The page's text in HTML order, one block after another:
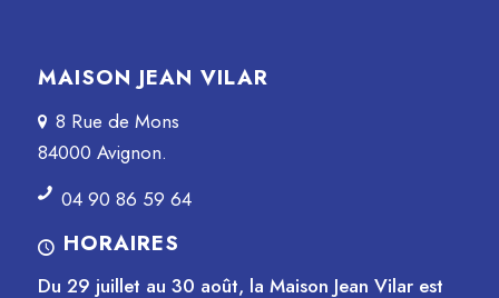
MAISON JEAN VILAR
8 Rue de Mons
84000 Avignon.
04 90 86 59 64
HORAIRES
Du 29 juillet au 30 août, la Maison Jean Vilar est